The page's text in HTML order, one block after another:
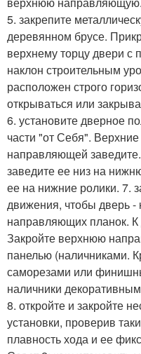
5. закрепите
деревянном брусе.
верхнему торцу двери
наклон строительным
расположен строго
открываться или
6. установите дверное
части "от Себя".
направляющей
заведите ее низ на
ее на нижние ролики. 7.
движения, чтобы дверь -
направляющих планок. К
Закройте верхнюю
панелью (наличниками.
саморезами или
наличники
8. откройте и закройте
установки, проверив
плавность хода и ее